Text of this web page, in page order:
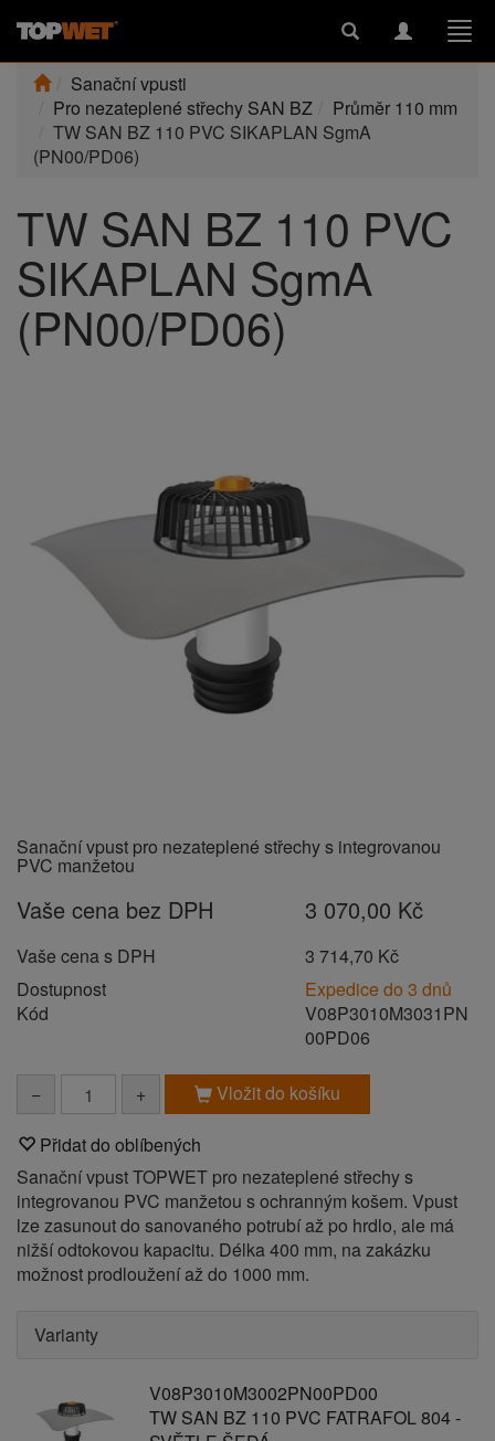
Toggle
Toggle
Sanační vpusti
Pro nezateplené střechy SAN BZ
Průměr 110 mm
TW SAN BZ 110 PVC SIKAPLAN SgmA
(PN00/PD06)
TW SAN BZ 110 PVC
SIKAPLAN SgmA
(PN00/PD06)
Sanační vpust pro nezateplené střechy s integrovanou
PVC manžetou
Vaše cena bez DPH 3 070,00 Kč
Vaše cena s DPH
3 714,70 Kč
Dostupnost
Expedice do 3 dnů
Kód
V08P3010M3031PN
00PD06
− + Vložit do košíku
Přidat do oblíbených
Sanační vpust TOPWET pro nezateplené střechy s
integrovanou PVC manžetou s ochranným košem. Vpust
lze zasunout do sanovaného potrubí až po hrdlo, ale má
nižší odtokovou kapacitu. Délka 400 mm, na zakázku
možnost prodloužení až do 1000 mm.
Varianty
V08P3010M3002PN00PD00
TW SAN BZ 110 PVC FATRAFOL 804 -